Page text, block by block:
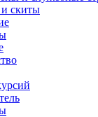
скиты